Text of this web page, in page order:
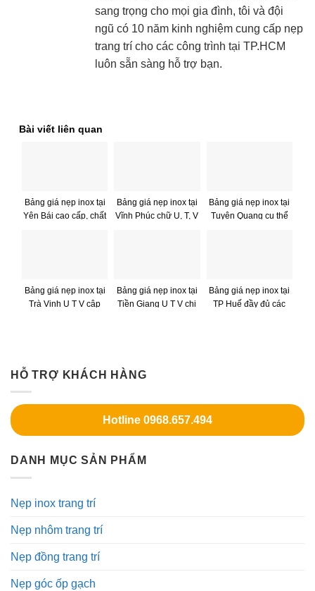
sang trọng cho mọi gia đình, tôi và đội
ngũ có 10 năm kinh nghiệm cung cấp nẹp
trang trí cho các công trình tại TP.HCM
luôn sẵn sàng hỗ trợ bạn.
Bài viết liên quan
Bảng giá nẹp inox tại
Yên Bái cao cấp, chất
Bảng giá nẹp inox tại
Vĩnh Phúc chữ U, T, V
Bảng giá nẹp inox tại
Tuyên Quang cụ thể
Bảng giá nẹp inox tại
Trà Vinh U T V cập
Bảng giá nẹp inox tại
Tiền Giang U T V chi
Bảng giá nẹp inox tại
TP Huế đầy đủ các
HỖ TRỢ KHÁCH HÀNG
Hotline 0968.657.494
DANH MỤC SẢN PHẨM
Nẹp inox trang trí
Nẹp nhôm trang trí
Nẹp đồng trang trí
Nẹp góc ốp gạch